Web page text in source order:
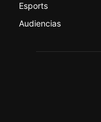
Esports
Audiencias